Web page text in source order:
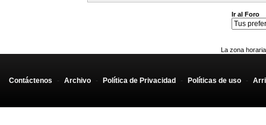
Ir al Foro
La zona
Contáctenos - Archivo - Política de Privacidad - Políticas de uso -